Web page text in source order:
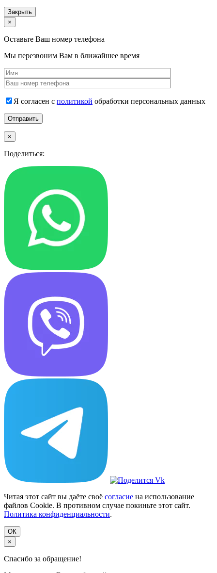
Закрыть
×
Оставьте Ваш номер телефона
Мы перезвоним Вам в ближайшее время
Я согласен с политикой обработки персональных данных
×
Поделиться:
Читая этот сайт вы даёте своё согласие на использование
файлов Cookie. В противном случае покиньте этот сайт.
Политика конфиденциальности.
ОК
×
Спасибо за обращение!